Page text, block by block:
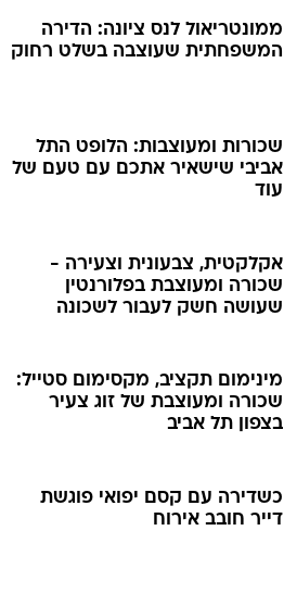
ממונטריאול לנס ציונה: הדירה
המשפחתית שעוצבה בשלט רחוק
שכורות ומעוצבות: הלופט התל
אביבי שישאיר אתכם עם טעם של
עוד
אקלקטית, צבעונית וצעירה -
שכורה ומעוצבת בפלורנטין
שעושה חשק לעבור לשכונה
מינימום תקציב, מקסימום סטייל:
שכורה ומעוצבת של זוג צעיר
בצפון תל אביב
כשדירה עם קסם יפואי פוגשת
דייר חובב אירוח